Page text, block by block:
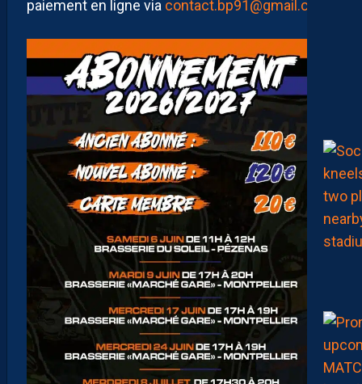
paiement en ligne via contact.bp91@gmail.com